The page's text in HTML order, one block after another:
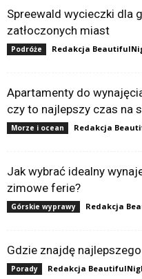
Spreewald wycieczki dla
zatłoczonych miast
Podróże Redakcja
Apartamenty do
czy to najlepszy czas na
Morze i ocean Redakcja
Jak wybrać idealny
zimowe ferie?
Górskie wyprawy Redakcja
Gdzie znajdę
Porady Redakcja